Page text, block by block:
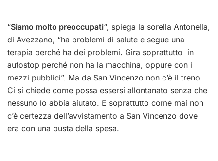
“Siamo molto preoccupati“, spiega la sorella Antonella,
di Avezzano, “ha problemi di salute e segue una
terapia perché ha dei problemi. Gira soprattutto in
autostop perché non ha la macchina, oppure con i
mezzi pubblici”. Ma da San Vincenzo non c’è il treno.
Ci si chiede come possa essersi allontanato senza che
nessuno lo abbia aiutato. E soprattutto come mai non
c’è certezza dell’avvistamento a San Vincenzo dove
era con una busta della spesa.